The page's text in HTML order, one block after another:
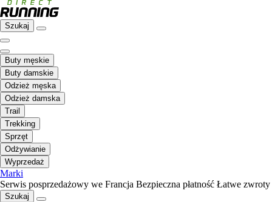
Szukaj
Buty męskie
Buty damskie
Odzież męska
Odzież damska
Trail
Trekking
Sprzęt
Odżywianie
Wyprzedaż
Marki
Serwis posprzedażowy we Francja Bezpieczna płatność Łatwe zwroty
Szukaj